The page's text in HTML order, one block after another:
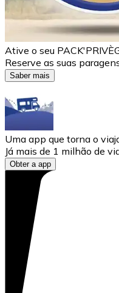
Ative o seu
Reserve as suas
Saber mais
Uma app que torna o
Já mais de 1 milhão de
Obter a app